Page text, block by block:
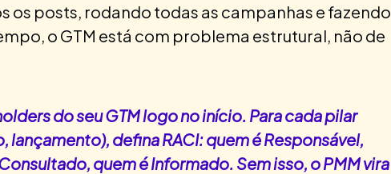
os posts, rodando todas as campanhas e fazendo
o GTM está com problema estrutural, não de
do seu GTM logo no início. Para cada pilar
lançamento), defina RACI: quem é Responsável,
quem é Informado. Sem isso, o PMM vira